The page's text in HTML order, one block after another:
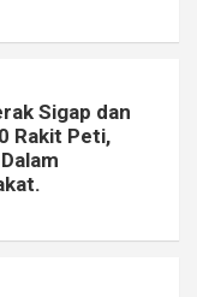
Sigap dan
Rakit Peti,